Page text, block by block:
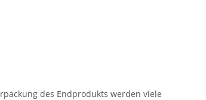
des Endprodukts werden viele